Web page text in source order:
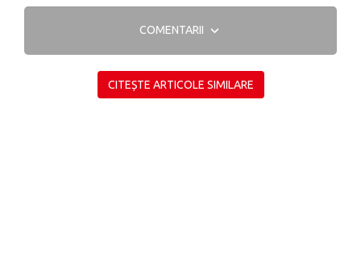
COMENTARII
CITEȘTE ARTICOLE SIMILARE